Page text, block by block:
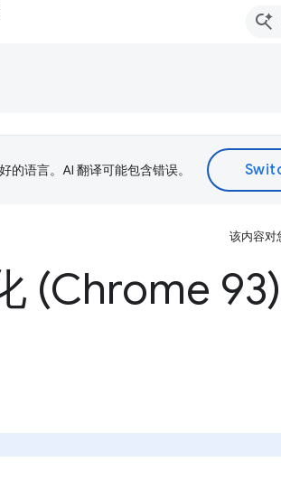
语言。AI 翻译可能包含错误。
该内容对
(Chrome 93)